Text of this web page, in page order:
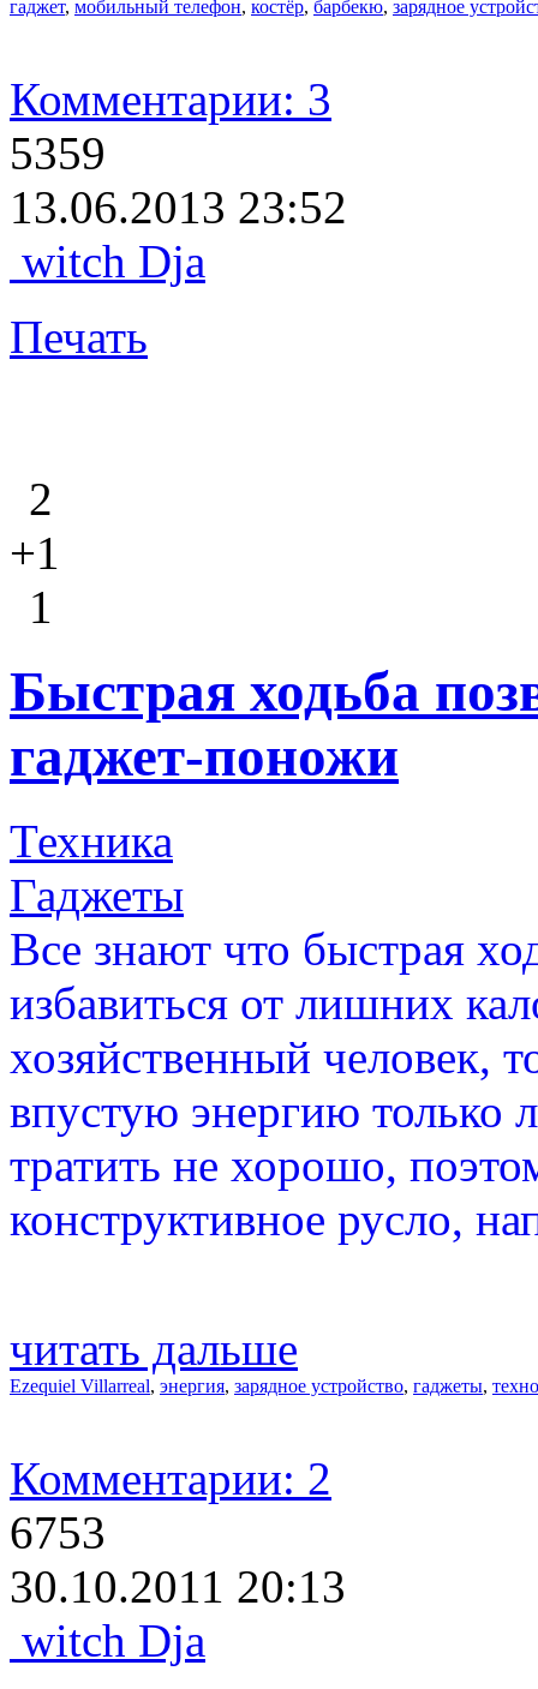
гаджет, мобильный телефон, костёр, барбекю, зарядное
Комментарии: 3
5359
13.06.2013 23:52
witch Dja
Печать
2
+1
1
Быстрая ходьба
гаджет-поножи
Техника
Гаджеты
Все знают что быстрая
избавиться от лишних
хозяйственный человек,
впустую энергию только
тратить не хорошо,
конструктивное русло,
читать дальше
Ezequiel Villarreal, энергия, зарядное устройство, гаджеты,
Комментарии: 2
6753
30.10.2011 20:13
witch Dja